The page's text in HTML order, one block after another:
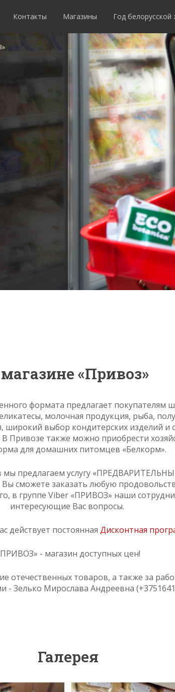
Контакты Магазины Год
«Привоз»
формата предлагает покупателям
молочная продукция, рыба,
широкий выбор кондитерских изделий и
В Привозе также можно приобрести
для домашних питомцев «Белкорм».
мы предлагаем услугу
Вы сможете заказать любую
в группе Viber «ПРИВОЗ» наши
интересующие Вас вопросы.
действует постоянная Дисконтная
- магазин доступных цен!
отечественных товаров, а также за
- Зелько Мирослава Андреевна
Галерея